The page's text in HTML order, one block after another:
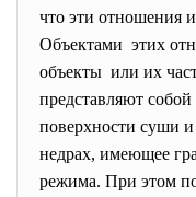
что эти отношения
Объектами этих
объекты или их
представляют
поверхности суши
недрах, имеющее
режима. При этом